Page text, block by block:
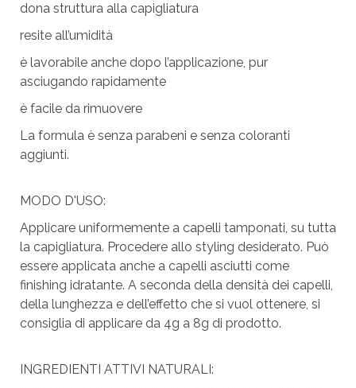
dona struttura alla capigliatura
resite all’umidità
è lavorabile anche dopo l’applicazione, pur
asciugando rapidamente
è facile da rimuovere
La formula è senza parabeni e senza coloranti
aggiunti.
MODO D'USO:
Applicare uniformemente a capelli tamponati, su tutta
la capigliatura. Procedere allo styling desiderato. Può
essere applicata anche a capelli asciutti come
finishing idratante. A seconda della densità dei capelli,
della lunghezza e dell’effetto che si vuol ottenere, si
consiglia di applicare da 4g a 8g di prodotto.
INGREDIENTI ATTIVI NATURALI: